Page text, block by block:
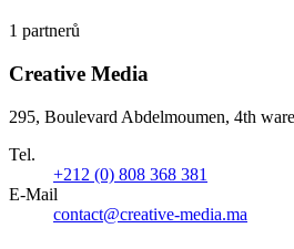
1 partnerů
Creative Media
295, Boulevard Abdelmoumen, 4th
Tel.
+212 (0) 808 368 381
E-Mail
contact@creative-media.ma